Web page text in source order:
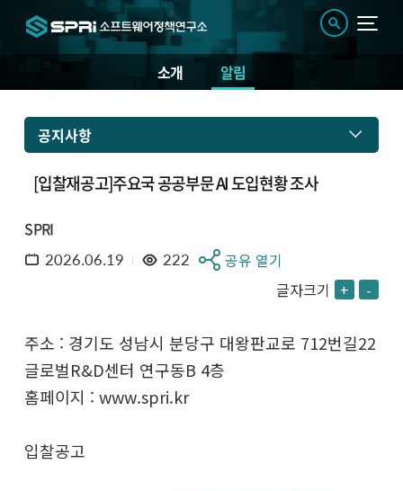
소개 알림
공지사항
[입찰재공고]주요국 공공부문 AI 도입현황 조사
SPRI
2026.06.19 222
공유 열기
글자크기 + -
주소 : 경기도 성남시 분당구 대왕판교로 712번길22
글로벌R&D센터 연구동B 4층
홈페이지 : www.spri.kr
입찰공고